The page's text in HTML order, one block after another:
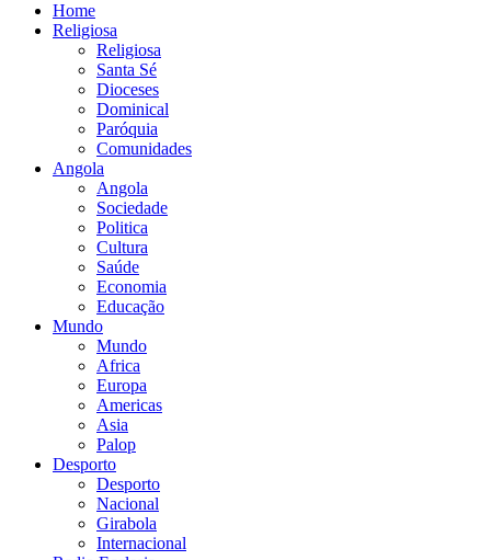
Home
Religiosa
Religiosa
Santa Sé
Dioceses
Dominical
Paróquia
Comunidades
Angola
Angola
Sociedade
Politica
Cultura
Saúde
Economia
Educação
Mundo
Mundo
Africa
Europa
Americas
Asia
Palop
Desporto
Desporto
Nacional
Girabola
Internacional